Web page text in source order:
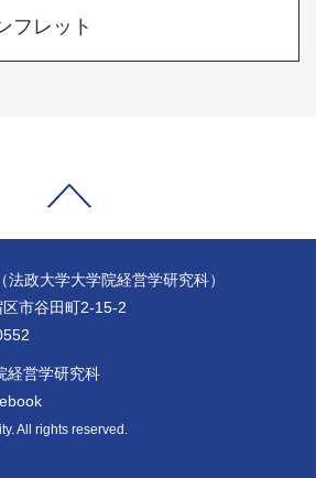
フレット
政大学大学院経営学研究科）
区市谷田町2-15-2
経営学研究科
All rights reserved.